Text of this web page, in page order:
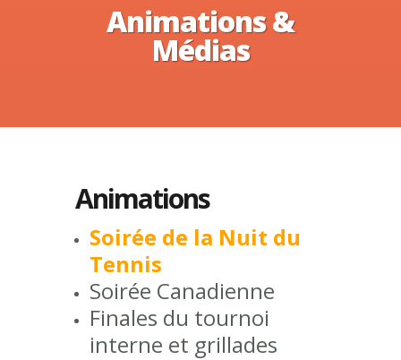
Animations &
Médias
Animations
Soirée de la Nuit du
Tennis
Soirée Canadienne
Finales du tournoi
interne et grillades